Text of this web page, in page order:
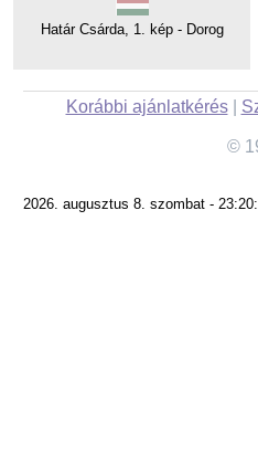
Határ Csárda, 1. kép - Dorog
Korábbi ajánlatkérés|
©
2026. augusztus 8. szombat -